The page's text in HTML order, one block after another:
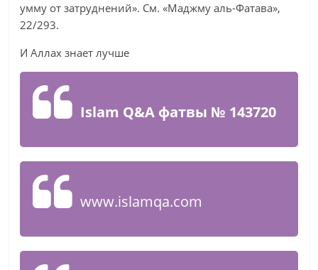
умму от затруднений». См. «Маджму аль-Фатава»,
22/293.
И Аллах знает лучше
Islam Q&A фатвы № 143720
www.islamqa.com